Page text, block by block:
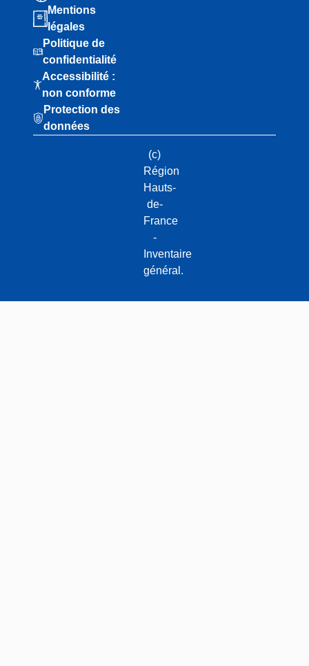
Mentions
légales
Politique de
confidentialité
Accessibilité :
non conforme
Protection des
données
(c)
Région
Hauts-
de-
France
-
Inventaire
général.